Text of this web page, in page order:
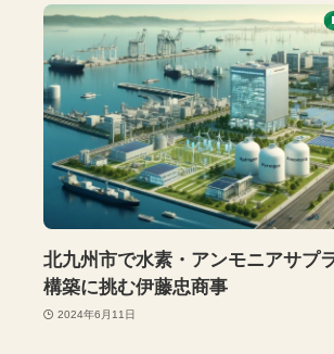
北九州市で水素・アンモニアサプ
構築に挑む伊藤忠商事
2024年6月11日